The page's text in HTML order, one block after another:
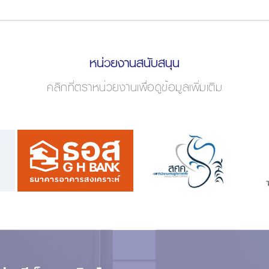
หน่วยงานสนับสนุน
คลิกที่ตราหน่วยงานเพื่อดูข้อมูลเพิ่มเติม